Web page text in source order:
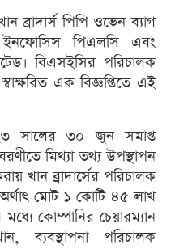
ব্রাদার্স পিপি ওভেন ব্যাগ
ইনফোসিস পিএলসি এবং
বিএসইসির পরিচালক
এক বিজ্ঞপ্তিতে এই
সালের ৩০ জুন সমাপ্ত
মিথ্যা তথ্য উপস্থাপন
খান ব্রাদার্সের পরিচালক
মোট ১ কোটি ৪৫ লাখ
কোম্পানির চেয়ারম্যান
ব্যবস্থাপনা পরিচালক